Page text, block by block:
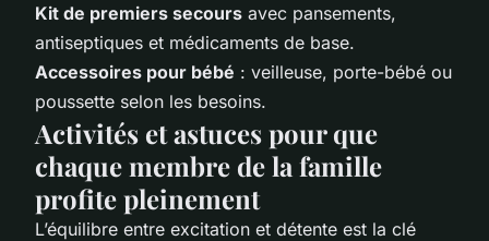
Kit de premiers secours avec pansements,
antiseptiques et médicaments de base.
Accessoires pour bébé : veilleuse, porte-bébé ou
poussette selon les besoins.
Activités et astuces pour que
chaque membre de la famille
profite pleinement
L’équilibre entre excitation et détente est la clé